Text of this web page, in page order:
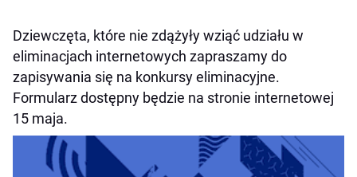
Dziewczęta, które nie zdążyły wziąć udziału w
eliminacjach internetowych zapraszamy do
zapisywania się na konkursy eliminacyjne.
Formularz dostępny będzie na stronie internetowej
15 maja.